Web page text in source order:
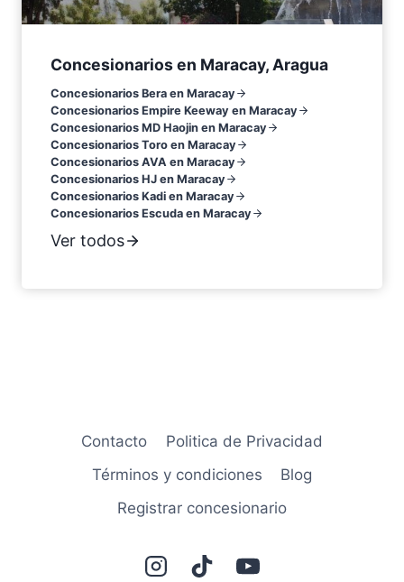
Concesionarios en Maracay, Aragua
Concesionarios Bera en Maracay
Concesionarios Empire Keeway en Maracay
Concesionarios MD Haojin en Maracay
Concesionarios Toro en Maracay
Concesionarios AVA en Maracay
Concesionarios HJ en Maracay
Concesionarios Kadi en Maracay
Concesionarios Escuda en Maracay
Ver todos
Contacto
Politica de Privacidad
Términos y condiciones
Blog
Registrar concesionario